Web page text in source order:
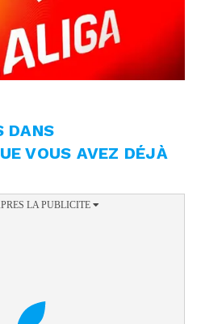
DANS
VOUS AVEZ DÉJÀ